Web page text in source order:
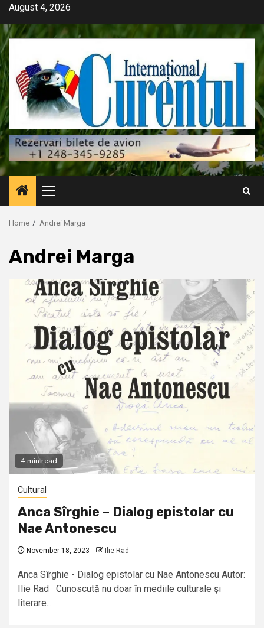
Skip
content
August 4, 2026
Primary
Menu
Home Andrei Marga
Andrei Marga
4 min read
Cultural
Anca Sîrghie – Dialog epistolar cu
Nae Antonescu
November 18, 2023 Ilie Rad
Anca Sîrghie - Dialog epistolar cu Nae Antonescu Autor:
Ilie Rad Cunoscută nu doar în mediile culturale şi
literare...